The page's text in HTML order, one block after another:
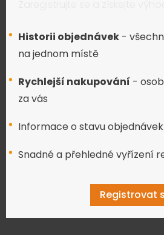
Historii objednávek -
na jednom místě
Rychlejší nakupování -
za vás
Informace o stavu objednávek
Snadné a přehledné vyřízení
Registrovat